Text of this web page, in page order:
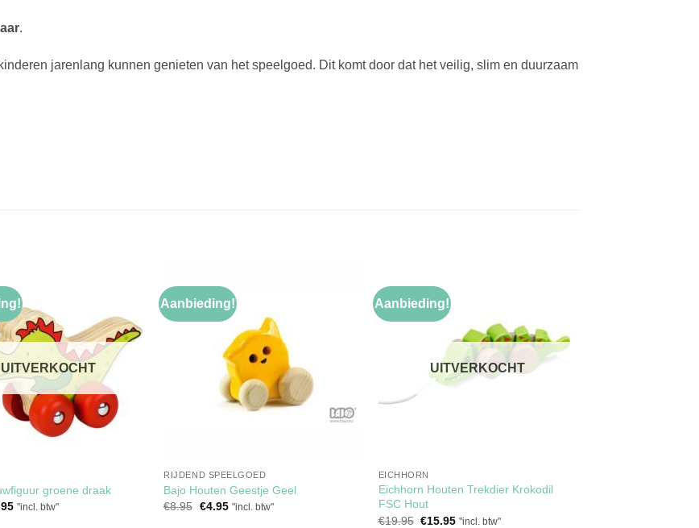
.
jarenlang kunnen genieten van het speelgoed. Dit komt door dat het veilig, slim en duurzaam
aan
verlanglijst
UITVERKOCHT
groene draak
Huidige
"incl. btw"
Aanbieding!
RIJDEND SPEELGOED
Bajo Houten Geestje Geel
€8.95 Oorspronkelijke
€4.95Huidige
"incl. btw"
Aanbieding!
verlanglijst
UITVERKOCHT
EICHHORN
Eichhorn Houten Trekdier Krokodil
FSC Hout
€19.95 Oorspronkelijke
€15.95Huidige
"incl. btw"